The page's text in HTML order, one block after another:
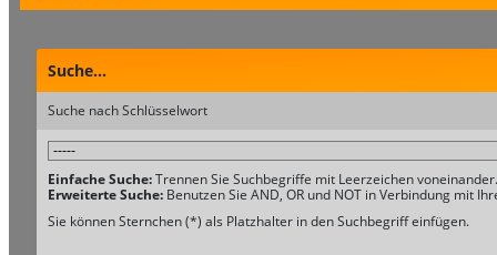
Suche...
Suche nach Schlüsselwort
Einfache Suche:Trennen Sie Suchbegriffe mit Leerzeichen voneinander.
Erweiterte Suche: Benutzen Sie AND, OR und NOT in Verbindung mit
Sie können Sternchen (*) als Platzhalter in den Suchbegriff einfügen.